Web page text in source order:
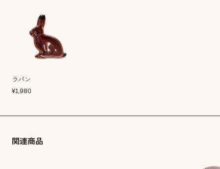
ラパン
¥1,980
関連商品